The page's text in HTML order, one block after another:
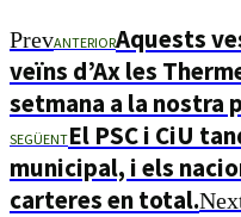
PrevANTERIORAquests
veïns d’Ax les
setmana a la nostra
SEGÜENTEl PSC i CiU
municipal, i els
carteres en total.